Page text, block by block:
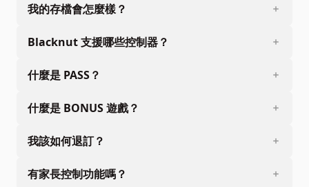
我的存檔會怎麼樣？
Blacknut 支援哪些控制器？
什麼是 PASS？
什麼是 BONUS 遊戲？
我該如何退訂？
有家長控制功能嗎？